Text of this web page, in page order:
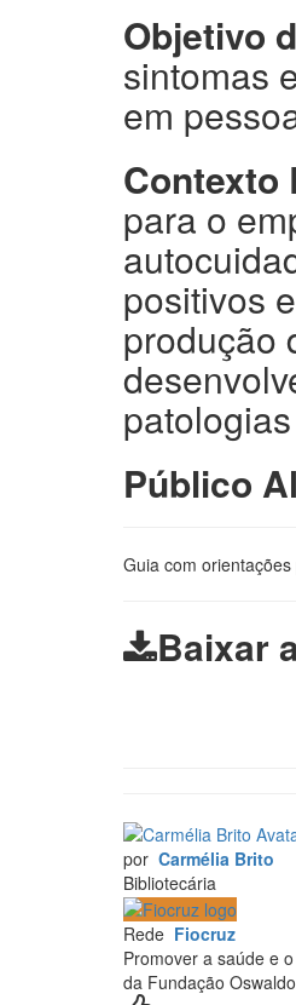
Objetivo
sintomas
em
Contexto
para o
positivos
produção
Público
Guia com
Baixar
por Carmélia Brito
Bibliotecária
Rede Fiocruz
Promover a saúde e
da Fundação